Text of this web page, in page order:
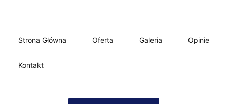
Strona Główna Oferta Galeria Opinie
Kontakt